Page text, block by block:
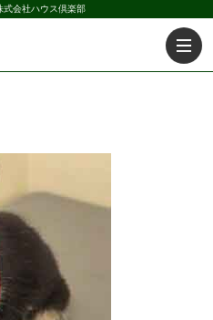
式会社ハウス倶楽部